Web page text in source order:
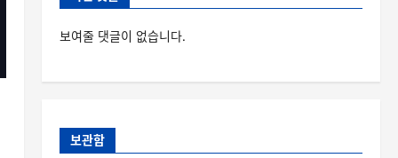
보여줄 댓글이 없습니다.
보관함